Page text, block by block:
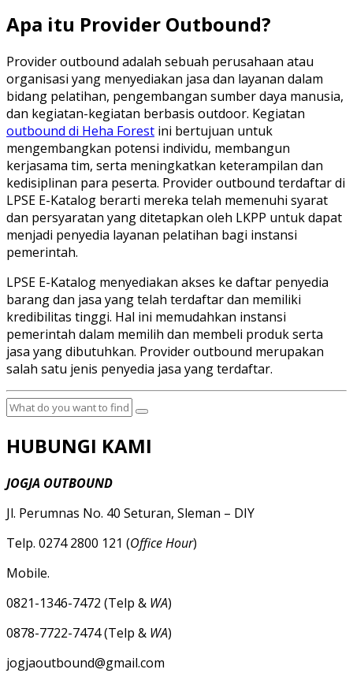
Apa itu Provider Outbound?
Provider outbound adalah sebuah perusahaan atau
organisasi yang menyediakan jasa dan layanan dalam
bidang pelatihan, pengembangan sumber daya manusia,
dan kegiatan-kegiatan berbasis outdoor. Kegiatan
outbound di Heha Forest ini bertujuan untuk
mengembangkan potensi individu, membangun
kerjasama tim, serta meningkatkan keterampilan dan
kedisiplinan para peserta. Provider outbound terdaftar di
LPSE E-Katalog berarti mereka telah memenuhi syarat
dan persyaratan yang ditetapkan oleh LKPP untuk dapat
menjadi penyedia layanan pelatihan bagi instansi
pemerintah.
LPSE E-Katalog menyediakan akses ke daftar penyedia
barang dan jasa yang telah terdaftar dan memiliki
kredibilitas tinggi. Hal ini memudahkan instansi
pemerintah dalam memilih dan membeli produk serta
jasa yang dibutuhkan. Provider outbound merupakan
salah satu jenis penyedia jasa yang terdaftar.
HUBUNGI KAMI
JOGJA OUTBOUND
Jl. Perumnas No. 40 Seturan, Sleman – DIY
Telp. 0274 2800 121 (Office Hour)
Mobile.
0821-1346-7472 (Telp & WA)
0878-7722-7474 (Telp & WA)
jogjaoutbound@gmail.com